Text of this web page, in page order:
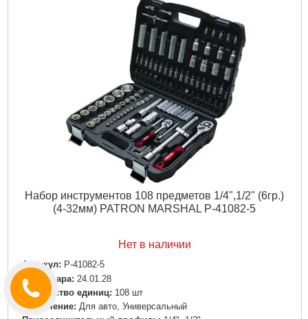
Набор инструментов 108 предметов 1/4",1/2" (6гр.)
(4-32мм) PATRON MARSHAL P-41082-5
Нет в наличии
Артикул: P-41082-5
Код товара: 24.01.28
Количество единиц: 108 шт
Назначение: Для авто, Универсальный